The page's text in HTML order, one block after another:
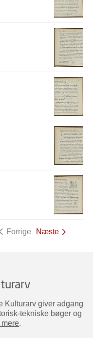
Forrige Næste
Kulturarv giver adgang
tekniske bøger og
.